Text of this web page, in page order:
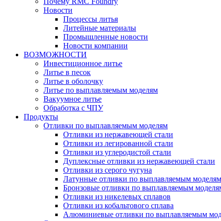
Новости
Процессы литья
Литейные материалы
Промышленные новости
Новости компании
ВОЗМОЖНОСТИ
Инвестиционное литье
Литье в песок
Литье в оболочку
Литье по выплавляемым моделям
Вакуумное литье
Обработка с ЧПУ
Продукты
Отливки по выплавляемым моделям
Отливки из нержавеющей стали
Отливки из легированной стали
Отливки из углеродистой стали
Дуплексные отливки из нержавеющей стали
Отливки из серого чугуна
Латунные отливки по выплавляемым моделям
Бронзовые отливки по выплавляемым
Отливки из никелевых сплавов
Отливки из кобальтового сплава
Алюминиевые отливки по выплавляемым